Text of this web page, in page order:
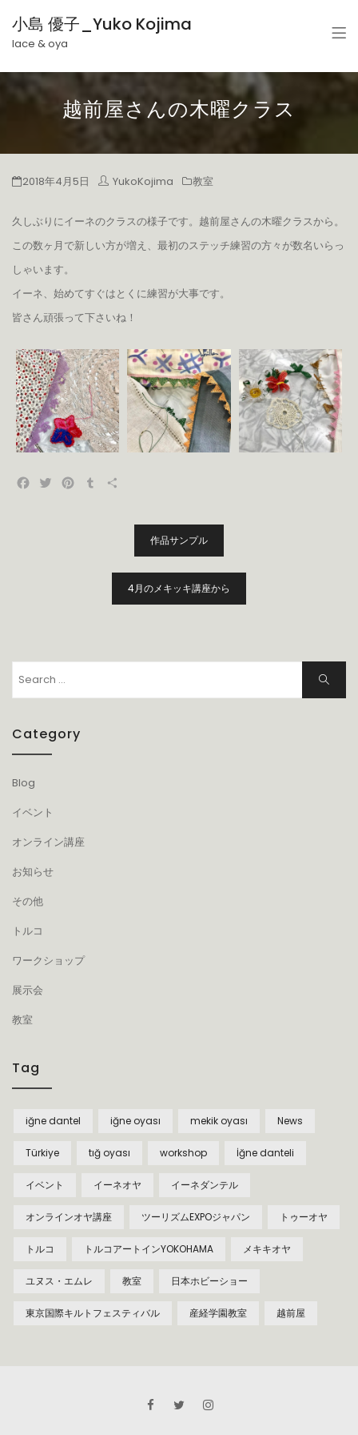
小島 優子_Yuko Kojima
lace & oya
越前屋さんの木曜クラス
2018年4月5日 YukoKojima 教室
久しぶりにイーネのクラスの様子です。越前屋さんの木曜クラスから。
この数ヶ月で新しい方が増え、最初のステッチ練習の方々が数名いらっ
しゃいます。
イーネ、始めてすぐはとくに練習が大事です。
皆さん頑張って下さいね！
Facebook
TwitterPinterest
Tumblr
ョ
ン
作品サンプル
4月のメキッキ講座から
Search
for:
Search
Category
Blog
イベント
オンライン講座
お知らせ
その他
トルコ
ワークショップ
展示会
教室
Tag
iğne dantel iğne oyası mekik oyası News
Türkiye tığ oyası workshop İğne danteli
イベント イーネオヤ イーネダンテル
オンラインオヤ講座 ツーリズムEXPOジャパン トゥーオヤ
トルコ トルコアートインYOKOHAMA メキキオヤ
ユヌス・エムレ 教室 日本ホビーショー
東京国際キルトフェスティバル 産経学園教室 越前屋